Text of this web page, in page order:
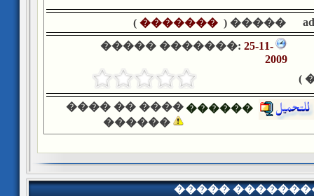
����� (
�������
)
����� �������: 25-11-
2009
���� �� ����
������
������
�����